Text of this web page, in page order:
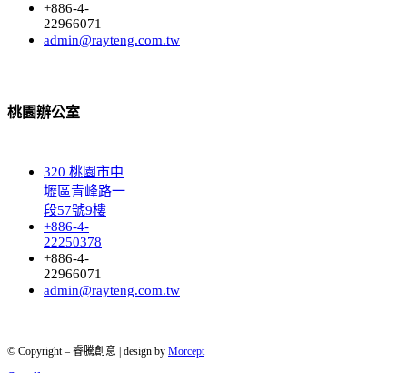
+886-4-
22966071
admin@rayteng.com.tw
桃園辦公室
320 桃園市中
壢區青峰路一
段57號9樓
+886-4-
22250378
+886-4-
22966071
admin@rayteng.com.tw
© Copyright – 睿騰創意 | design by Morcept